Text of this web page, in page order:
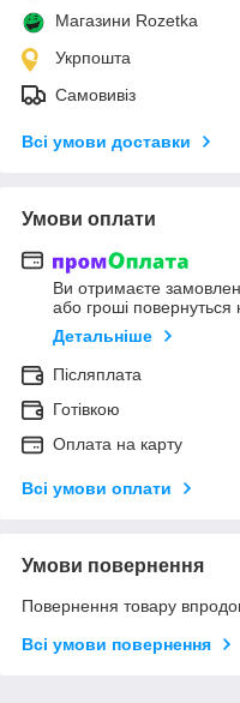
Магазини Rozetka
Укрпошта
Самовивіз
Всі умови доставки
Умови оплати
Ви отримаєте
або гроші повернуться
Детальніше
Післяплата
Готівкою
Оплата на карту
Всі умови оплати
Умови повернення
Повернення товару
Всі умови повернення